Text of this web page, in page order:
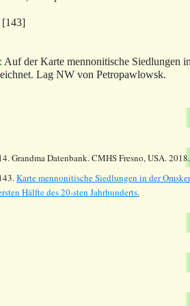
[143]
Auf der Karte mennonitische Siedlungen
Lag NW von Petropawlowsk.
Grandma Datenbank. CMHS Fresno, USA.
Karte mennonitische Siedlungen in der
Hälfte des 20-sten Jahrhunderts.